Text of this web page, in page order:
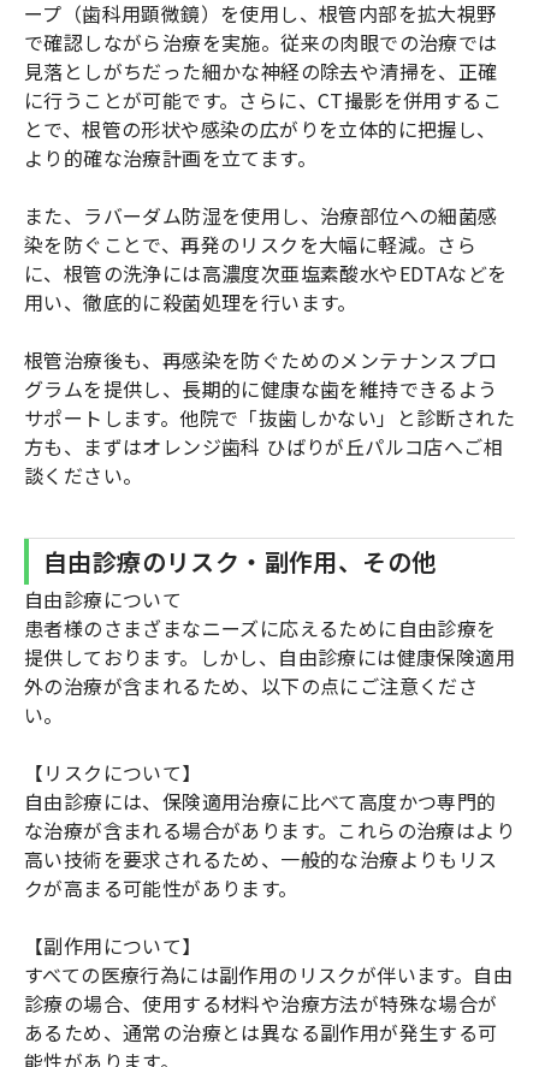
ープ（歯科用顕微鏡）を使用し、根管内部を拡大視野
で確認しながら治療を実施。従来の肉眼での治療では
見落としがちだった細かな神経の除去や清掃を、正確
に行うことが可能です。さらに、CT撮影を併用するこ
とで、根管の形状や感染の広がりを立体的に把握し、
より的確な治療計画を立てます。
また、ラバーダム防湿を使用し、治療部位への細菌感
染を防ぐことで、再発のリスクを大幅に軽減。さら
に、根管の洗浄には高濃度次亜塩素酸水やEDTAなどを
用い、徹底的に殺菌処理を行います。
根管治療後も、再感染を防ぐためのメンテナンスプロ
グラムを提供し、長期的に健康な歯を維持できるよう
サポートします。他院で「抜歯しかない」と診断された
方も、まずはオレンジ歯科 ひばりが丘パルコ店へご相
談ください。
自由診療のリスク・副作用、その他
自由診療について
患者様のさまざまなニーズに応えるために自由診療を
提供しております。しかし、自由診療には健康保険適用
外の治療が含まれるため、以下の点にご注意くださ
い。
【リスクについて】
自由診療には、保険適用治療に比べて高度かつ専門的
な治療が含まれる場合があります。これらの治療はより
高い技術を要求されるため、一般的な治療よりもリス
クが高まる可能性があります。
【副作用について】
すべての医療行為には副作用のリスクが伴います。自由
診療の場合、使用する材料や治療方法が特殊な場合が
あるため、通常の治療とは異なる副作用が発生する可